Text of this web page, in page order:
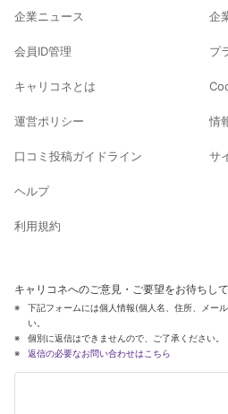
企業ニュース
会員ID管理
キャリコネとは
運営ポリシー
口コミ投稿ガイドライン
ヘルプ
利用規約
企
プ
情
サ
キャリコネへのご意見・ご要望をお待ちして
下記フォームには個人情報(個人名、住所、メー
い。
個別に返信はできませんので、ご了承ください。
返信の必要なお問い合わせはこちら